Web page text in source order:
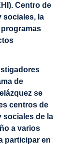
Centro de
sociales, la
programas
de
se
centros de
sociales de la
a varios
participar en